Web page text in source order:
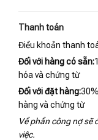
Thanh toán
Điều khoản thanh
Đối với hàng có sẵn:
hóa và chứng từ
Đối với đặt hàng:
hàng và chứng từ
Về phần công nợ sẽ
việc.